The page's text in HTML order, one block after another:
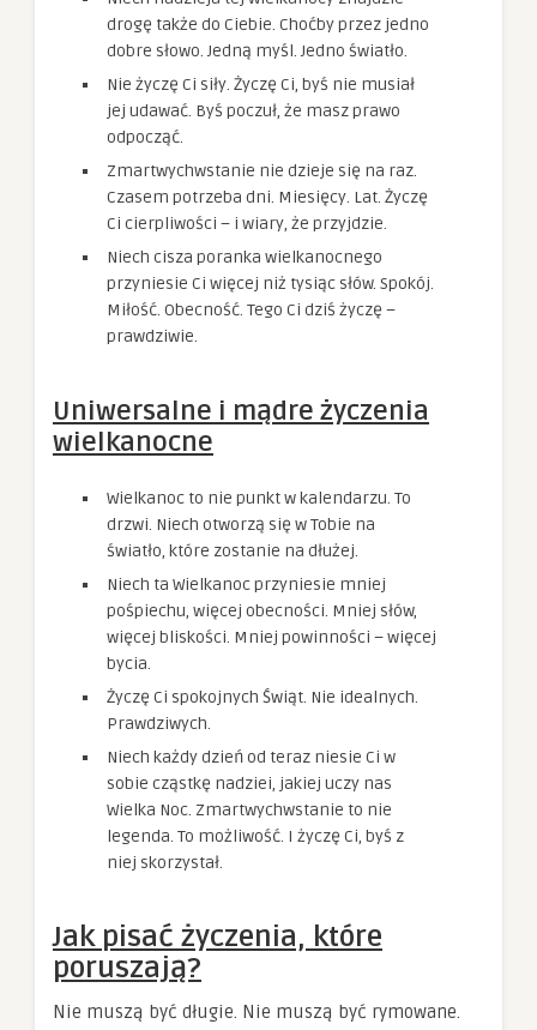
drogę także do Ciebie. Choćby przez jedno
dobre słowo. Jedną myśl. Jedno światło.
Nie życzę Ci siły. Życzę Ci, byś nie musiał
jej udawać. Byś poczuł, że masz prawo
odpocząć.
Zmartwychwstanie nie dzieje się na raz.
Czasem potrzeba dni. Miesięcy. Lat. Życzę
Ci cierpliwości – i wiary, że przyjdzie.
Niech cisza poranka wielkanocnego
przyniesie Ci więcej niż tysiąc słów. Spokój.
Miłość. Obecność. Tego Ci dziś życzę –
prawdziwie.
Uniwersalne i mądre życzenia
wielkanocne
Wielkanoc to nie punkt w kalendarzu. To
drzwi. Niech otworzą się w Tobie na
światło, które zostanie na dłużej.
Niech ta Wielkanoc przyniesie mniej
pośpiechu, więcej obecności. Mniej słów,
więcej bliskości. Mniej powinności – więcej
bycia.
Życzę Ci spokojnych Świąt. Nie idealnych.
Prawdziwych.
Niech każdy dzień od teraz niesie Ci w
sobie cząstkę nadziei, jakiej uczy nas
Wielka Noc. Zmartwychwstanie to nie
legenda. To możliwość. I życzę Ci, byś z
niej skorzystał.
Jak pisać życzenia, które
poruszają?
Nie muszą być długie. Nie muszą być rymowane.